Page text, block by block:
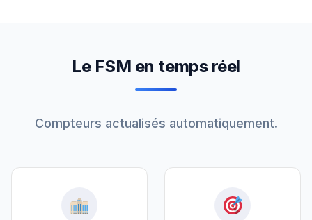
Le FSM en temps réel
Compteurs actualisés automatiquement.